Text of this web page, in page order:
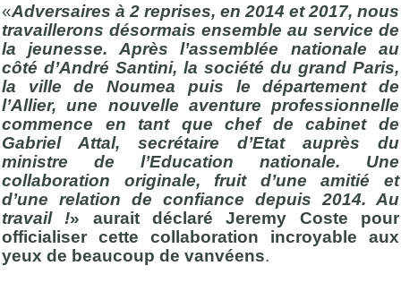
«Adversaires à 2 reprises, en 2014 et 2017, nous
travaillerons désormais ensemble au service de
la jeunesse. Après l’assemblée nationale au
côté d’André Santini, la société du grand Paris,
la ville de Noumea puis le département de
l’Allier, une nouvelle aventure professionnelle
commence en tant que chef de cabinet de
Gabriel Attal, secrétaire d’Etat auprès du
ministre de l’Education nationale. Une
collaboration originale, fruit d’une amitié et
d’une relation de confiance depuis 2014. Au
travail !» aurait déclaré Jeremy Coste pour
officialiser cette collaboration incroyable aux
yeux de beaucoup de vanvéens.